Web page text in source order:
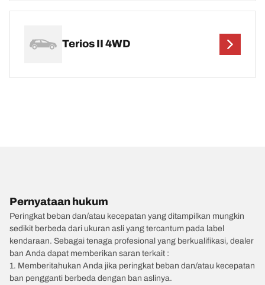
Terios II 4WD
Pernyataan hukum
Peringkat beban dan/atau kecepatan yang ditampilkan mungkin
sedikit berbeda dari ukuran asli yang tercantum pada label
kendaraan. Sebagai tenaga profesional yang berkualifikasi, dealer
ban Anda dapat memberikan saran terkait :
1. Memberitahukan Anda jika peringkat beban dan/atau kecepatan
ban pengganti berbeda dengan ban aslinya.